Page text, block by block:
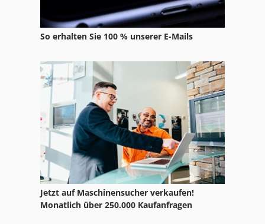
Mkw Zusammentragmaschinen
Multipli
Müller Martini Druckmaschine
Pressmaschine
Robatech
Stocko
So erhalten Sie 100 % unserer E-Mails
Jetzt auf Maschinensucher verkaufen!
Monatlich über 250.000 Kaufanfragen